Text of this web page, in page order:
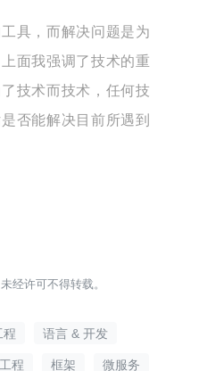
具，而解决问题是为
面我强调了技术的重
技术而技术，任何技
否能解决目前所遇到
经许可不得转载。
程 语言 & 开发
程 框架 微服务